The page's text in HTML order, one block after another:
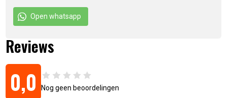
Open whatsapp
Reviews
0,0 Nog geen beoordelingen